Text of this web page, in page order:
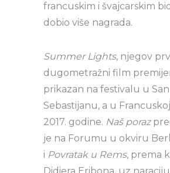
francuskim i švajcarskim
dobio više nagrada.
Summer Lights, njegov
dugometražni film
prikazan na festivalu u San
Sebastijanu, a u
2017. godine. Naš poraz
je na Forumu u okviru
i Povratak u Rems, prema